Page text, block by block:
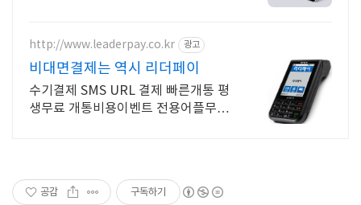
http://www.leaderpay.co.kr 광고
비대면결제는 역시 리더페이
수기결제 SMS URL 결제 빠른개통 평
생무료 개통비용이벤트 전용어플무료
공감 구독하기